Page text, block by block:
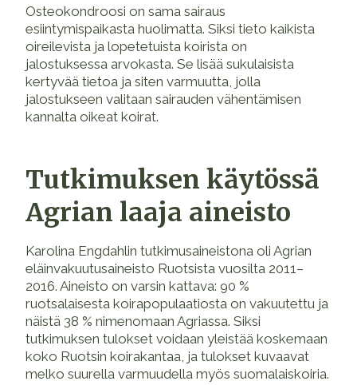
Osteokondroosi on sama sairaus
esiintymispaikasta huolimatta. Siksi tieto kaikista
oireilevista ja lopetetuista koirista on
jalostuksessa arvokasta. Se lisää sukulaisista
kertyvää tietoa ja siten varmuutta, jolla
jalostukseen valitaan sairauden vähentämisen
kannalta oikeat koirat.
Tutkimuksen käytössä
Agrian laaja aineisto
Karolina Engdahlin tutkimusaineistona oli Agrian
eläinvakuutusaineisto Ruotsista vuosilta 2011–
2016. Aineisto on varsin kattava: 90 %
ruotsalaisesta koirapopulaatiosta on vakuutettu ja
näistä 38 % nimenomaan Agriassa. Siksi
tutkimuksen tulokset voidaan yleistää koskemaan
koko Ruotsin koirakantaa, ja tulokset kuvaavat
melko suurella varmuudella myös suomalaiskoiria.